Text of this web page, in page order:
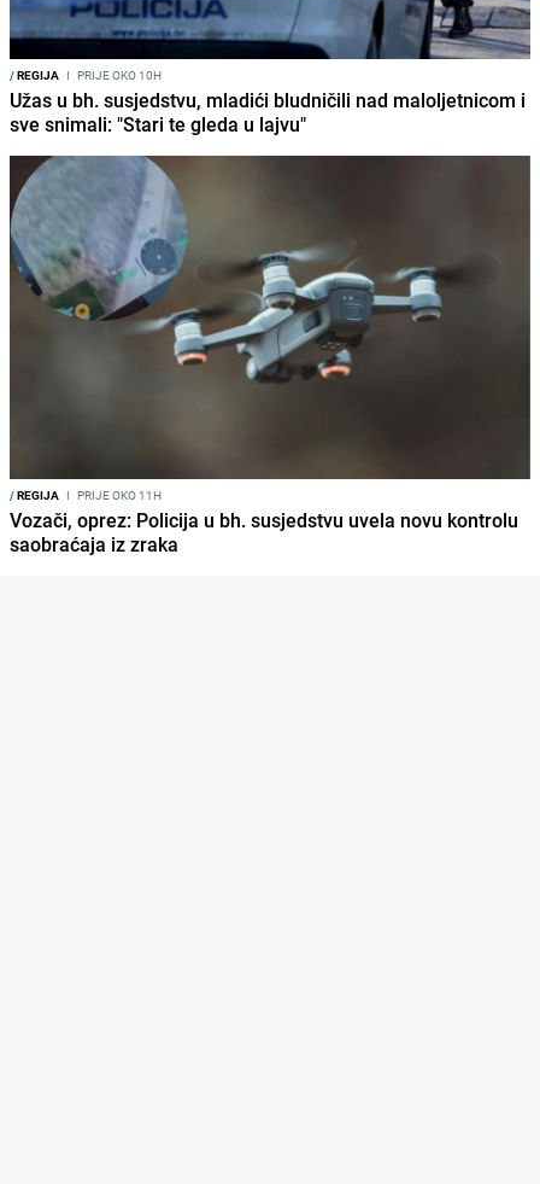
/REGIJA I PRIJE OKO 10H
Užas u bh. susjedstvu, mladići bludničili nad maloljetnicom i
sve snimali: "Stari te gleda u lajvu"
/REGIJA I PRIJE OKO 11H
Vozači, oprez: Policija u bh. susjedstvu uvela novu kontrolu
saobraćaja iz zraka